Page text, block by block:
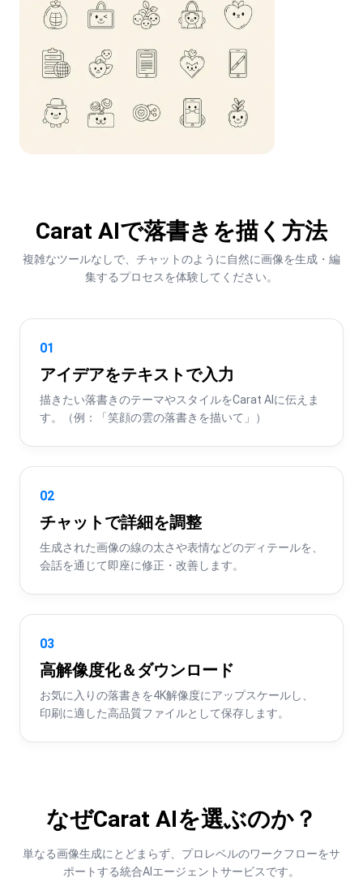
Carat AIで落書きを描く方法
複雑なツールなしで、チャットのように自然に画像を生成・編
集するプロセスを体験してください。
01
アイデアをテキストで入力
描きたい落書きのテーマやスタイルをCarat AIに伝えま
す。（例：「笑顔の雲の落書きを描いて」）
02
チャットで詳細を調整
生成された画像の線の太さや表情などのディテールを、
会話を通じて即座に修正・改善します。
03
高解像度化＆ダウンロード
お気に入りの落書きを4K解像度にアップスケールし、
印刷に適した高品質ファイルとして保存します。
なぜCarat AIを選ぶのか？
単なる画像生成にとどまらず、プロレベルのワークフローをサ
ポートする統合AIエージェントサービスです。